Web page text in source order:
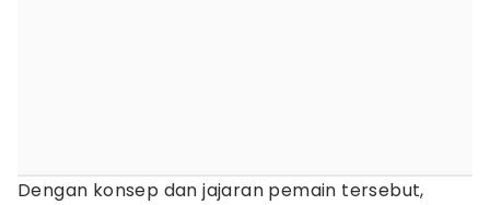
Dengan konsep dan jajaran pemain tersebut,